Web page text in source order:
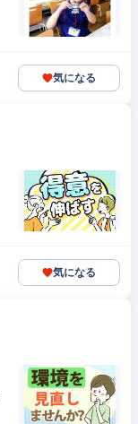
気になる
気になる